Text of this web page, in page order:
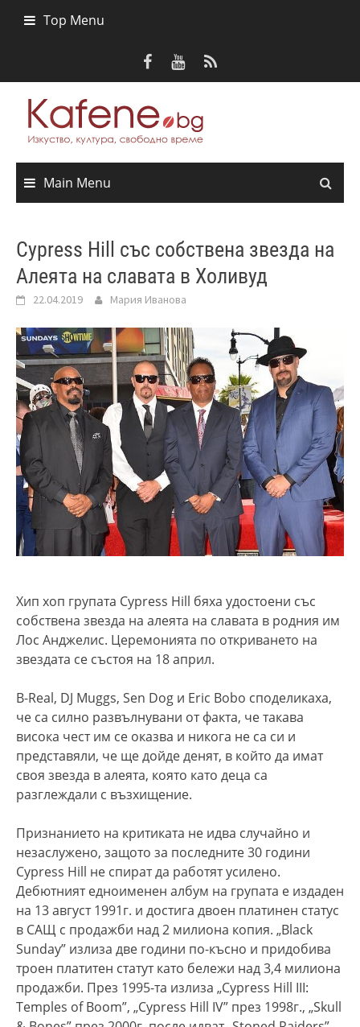
Top Menu
Main Menu
Cypress Hill със собствена звезда на
Алеята на славата в Холивуд
22.04.2019 Мария Иванова
Хип хоп групата Cypress Hill бяха удостоени със
собствена звезда на алеята на славата в родния им
Лос Анджелис. Церемонията по откриването на
звездата се състоя на 18 април.
B-Real, DJ Muggs, Sen Dog и Eric Bobo споделикаха,
че са силно развълнувани от факта, че такава
висока чест им се оказва и никога не са си и
представяли, че ще дойде денят, в който да имат
своя звезда в алеята, която като деца са
разглеждали с възхищение.
Признанието на критиката не идва случайно и
незаслужено, защото за последните 30 години
Cypress Hill не спират да работят усилено.
Дебютният едноименен албум на групата е издаден
на 13 август 1991г. и достига двоен платинен статус
в САЩ с продажби над 2 милиона копия. „Black
Sunday” излиза две години по-късно и придобива
троен платитен статут като бележи над 3,4 милиона
продажби. През 1995-та излиза „Cypress Hill III:
Temples of Boom”, „Cypress Hill IV” през 1998г., „Skull